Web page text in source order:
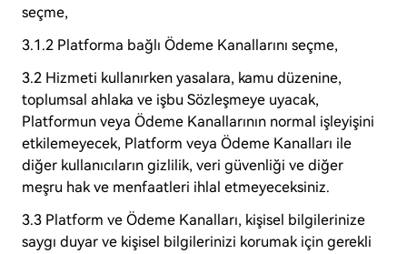
seçme,
3.1.2 Platforma bağlı Ödeme Kanallarını seçme,
3.2 Hizmeti kullanırken yasalara, kamu düzenine,
toplumsal ahlaka ve işbu Sözleşmeye uyacak,
Platformun veya Ödeme Kanallarının normal işleyişini
etkilemeyecek, Platform veya Ödeme Kanalları ile
diğer kullanıcıların gizlilik, veri güvenliği ve diğer
meşru hak ve menfaatleri ihlal etmeyeceksiniz.
3.3 Platform ve Ödeme Kanalları, kişisel bilgilerinize
saygı duyar ve kişisel bilgilerinizi korumak için gerekli